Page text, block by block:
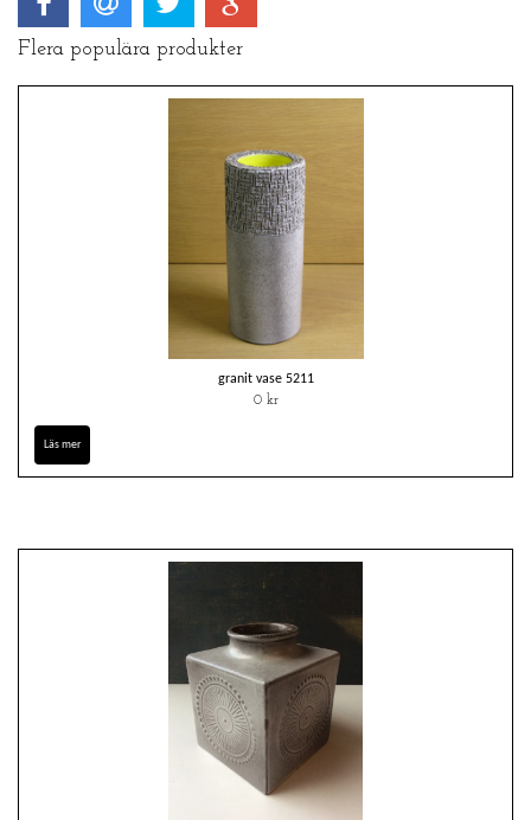
Flera populära produkter
granit vase 5211
0 kr
Läs mer